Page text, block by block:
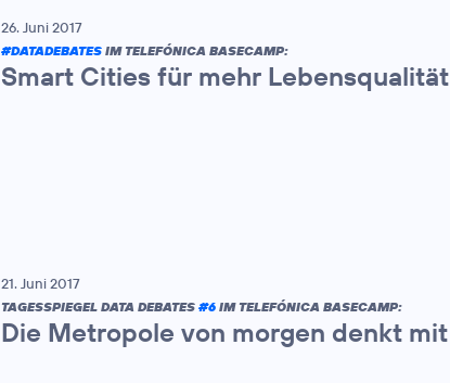
26. Juni 2017
#DATADEBATES IM TELEFÓNICA BASECAMP:
Smart Cities für mehr Lebensqualität
21. Juni 2017
TAGESSPIEGEL DATA DEBATES #6 IM TELEFÓNICA BASECAMP:
Die Metropole von morgen denkt mit